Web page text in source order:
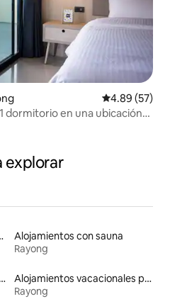
Calificación
4.89 (57)
dormitorio en una ubicación
explorar
a la playa
Alojamientos con sauna
Rayong
acceso al lago
Alojamientos vacacionales para familias
Rayong